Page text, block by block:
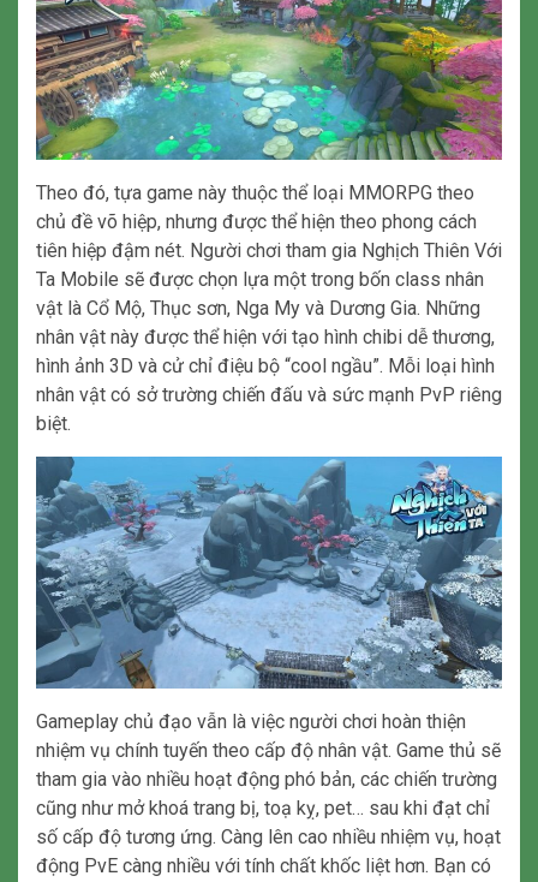
Theo đó, tựa game này thuộc thể loại MMORPG theo
chủ đề võ hiệp, nhưng được thể hiện theo phong cách
tiên hiệp đậm nét. Người chơi tham gia Nghịch Thiên Với
Ta Mobile sẽ được chọn lựa một trong bốn class nhân
vật là Cổ Mộ, Thục sơn, Nga My và Dương Gia. Những
nhân vật này được thể hiện với tạo hình chibi dễ thương,
hình ảnh 3D và cử chỉ điệu bộ “cool ngầu”. Mỗi loại hình
nhân vật có sở trường chiến đấu và sức mạnh PvP riêng
biệt.
Gameplay chủ đạo vẫn là việc người chơi hoàn thiện
nhiệm vụ chính tuyến theo cấp độ nhân vật. Game thủ sẽ
tham gia vào nhiều hoạt động phó bản, các chiến trường
cũng như mở khoá trang bị, toạ kỵ, pet… sau khi đạt chỉ
số cấp độ tương ứng. Càng lên cao nhiều nhiệm vụ, hoạt
động PvE càng nhiều với tính chất khốc liệt hơn. Bạn có